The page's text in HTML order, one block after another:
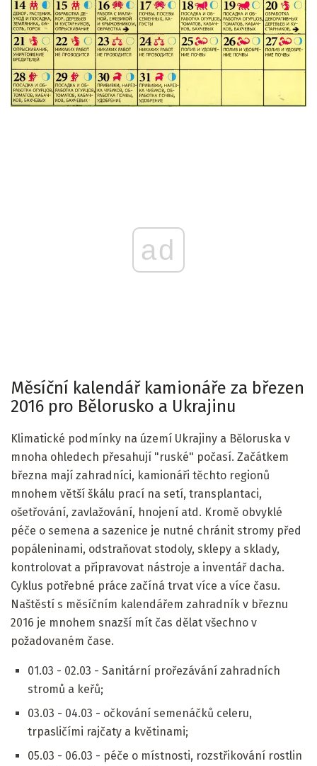
ad
Měsíční kalendář kamionáře za březen
2016 pro Bělorusko a Ukrajinu
Klimatické podmínky na území Ukrajiny a Běloruska v
mnoha ohledech přesahují "ruské" počasí. Začátkem
března mají zahradníci, kamionáři těchto regionů
mnohem větší škálu prací na setí, transplantaci,
ošetřování, zavlažování, hnojení atd. Kromě obvyklé
péče o semena a sazenice je nutné chránit stromy před
popáleninami, odstraňovat stodoly, sklepy a sklady,
kontrolovat a připravovat nástroje a inventář dacha.
Cyklus potřebné práce začíná trvat více a více času.
Naštěstí s měsíčním kalendářem zahradník v březnu
2016 je mnohem snazší mít čas dělat všechno v
požadovaném čase.
01.03 - 02.03 - Sanitární prořezávání zahradních
stromů a keřů;
03.03 - 04.03 - očkování semenáčků celeru,
trpasličími rajčaty a květinami;
05.03 - 06.03 - péče o místnosti, rozstřikování rostlin